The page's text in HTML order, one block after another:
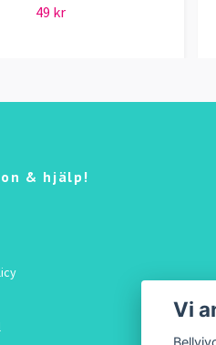
49 kr
& hjälp!
Vi